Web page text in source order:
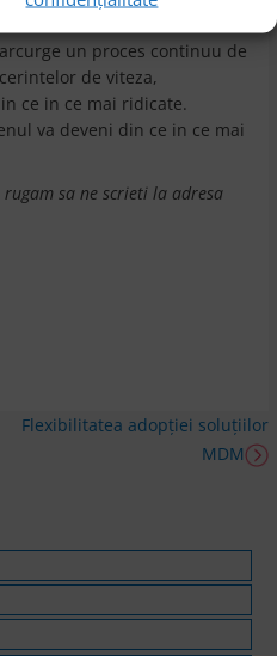
regenerabile etc.
un proces continuu de
de viteza,
ce in ce mai ridicate.
va deveni din ce in ce mai
sa ne scrieti la adresa
Flexibilitatea adopției soluțiilor
MDM